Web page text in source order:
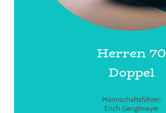
Herren 70
Doppel
Mannschaftsführer:
Erich Ganglmayer